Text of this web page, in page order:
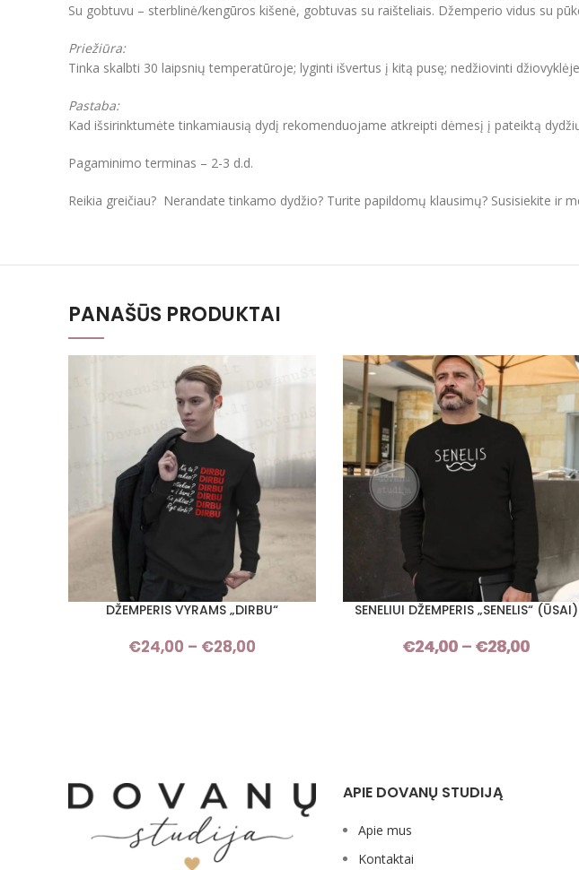
Su gobtuvu – sterblinė/kengūros kišenė, gobtuvas su raišteliais. Džemperio vidus su
Priežiūra:
Tinka skalbti 30 laipsnių temperatūroje; lyginti išvertus į kitą pusę; nedžiovinti
Pastaba:
Kad išsirinktumėte tinkamiausią dydį rekomenduojame atkreipti dėmesį į pateiktą
Pagaminimo terminas – 2-3 d.d.
Reikia greičiau? Nerandate tinkamo dydžio? Turite papildomų klausimų? Susisiekite ir
PANAŠŪS PRODUKTAI
PASIRINKTI SAVYBES
DŽEMPERIS VYRAMS „DIRBU“
€24,00 – €28,00
PASIRINKTI SAVYBES
SENELIUI DŽEMPERIS „SENELIS“ (ŪSAI)
€24,00 – €28,00
APIE DOVANŲ STUDIJĄ
Apie mus
Kontaktai